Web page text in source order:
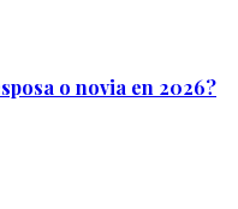
o novia en 2026?